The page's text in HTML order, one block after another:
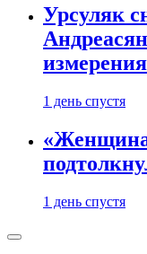
Урсуляк
1 день спустя
«Женщина
1 день спустя